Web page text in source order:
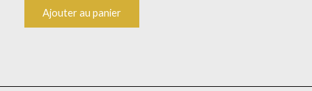
Ajouter au panier